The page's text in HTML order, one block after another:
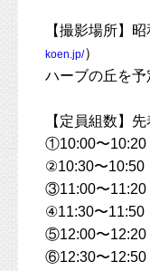
【撮影場所】
koen.jp/）
ハーブの丘を予
【定員組数】
①10:00〜
②10:30〜10:50
③11:00〜
④11:30〜11:50
⑤12:00〜
⑥12:30〜